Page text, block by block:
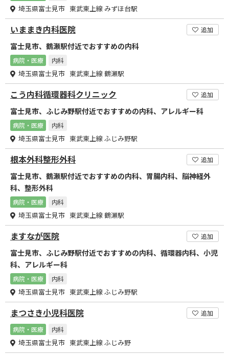
埼玉県富士見市 東武東上線 みずほ台駅
いままき内科医院 追加
富士見市、鶴瀬駅付近でおすすめの内科
病院・医療 内科
埼玉県富士見市 東武東上線 鶴瀬駅
こう内科循環器科クリニック 追加
富士見市、ふじみ野駅付近でおすすめの内科、アレルギー科
病院・医療 内科
埼玉県富士見市 東武東上線 ふじみ野駅
根本外科整形外科 追加
富士見市、鶴瀬駅付近でおすすめの内科、胃腸内科、脳神経外
科、整形外科
病院・医療 内科
埼玉県富士見市 東武東上線 鶴瀬駅
ますなが医院 追加
富士見市、ふじみ野駅付近でおすすめの内科、循環器内科、小児
科、アレルギー科
病院・医療 内科
埼玉県富士見市 東武東上線 ふじみ野駅
まつさき小児科医院
追加
病院・医療
内科
埼玉県富士見市 東武東上線 ふじみ野